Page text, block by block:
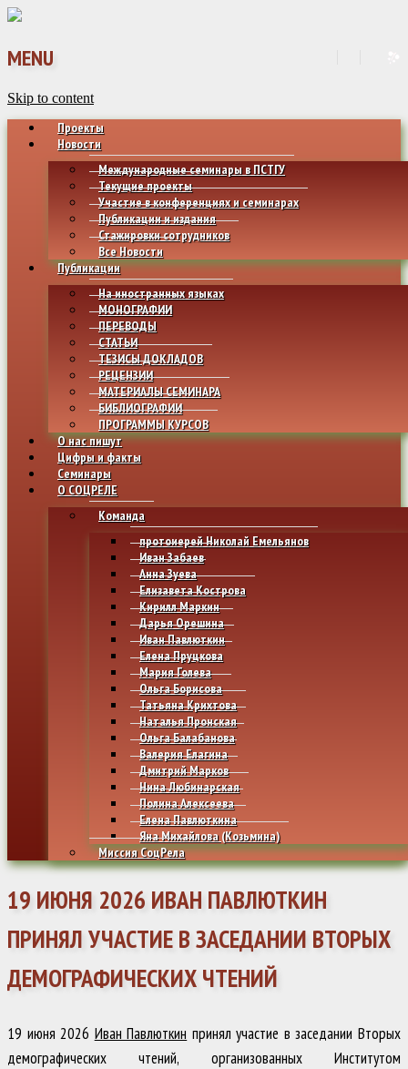
MENU
Skip to content
Проекты
Новости
Международные семинары в ПСТГУ
Текущие проекты
Участие в конференциях и семинарах
Публикации и издания
Стажировки сотрудников
Все Новости
Публикации
На иностранных языках
МОНОГРАФИИ
ПЕРЕВОДЫ
СТАТЬИ
ТЕЗИСЫ ДОКЛАДОВ
РЕЦЕНЗИИ
МАТЕРИАЛЫ СЕМИНАРА
БИБЛИОГРАФИИ
ПРОГРАММЫ КУРСОВ
О нас пишут
Цифры и факты
Семинары
О СОЦРЕЛЕ
Команда
протоиерей Николай Емельянов
Иван Забаев
Анна Зуева
Елизавета Кострова
Кирилл Маркин
Дарья Орешина
Иван Павлюткин
Елена Пруцкова
Мария Голева
Ольга Борисова
Татьяна Крихтова
Наталья Пронская
Ольга Балабанова
Валерия Елагина
Дмитрий Марков
Нина Любинарская
Полина Алексеева
Елена Павлюткина
Яна Михайлова (Козьмина)
Миссия СоцРела
19 ИЮНЯ 2026 ИВАН ПАВЛЮТКИН
ПРИНЯЛ УЧАСТИЕ В ЗАСЕДАНИИ ВТОРЫХ
ДЕМОГРАФИЧЕСКИХ ЧТЕНИЙ
19 июня 2026 Иван Павлюткин принял участие в заседании Вторых
демографических чтений, организованных Институтом